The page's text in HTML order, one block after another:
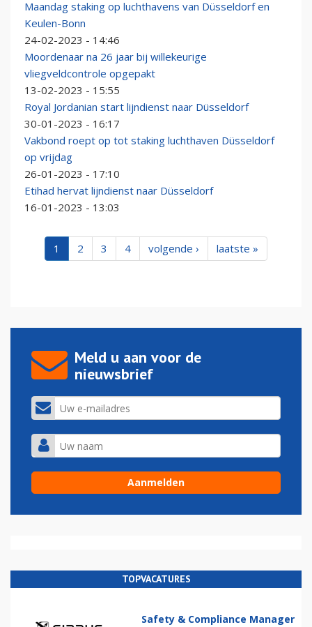
Maandag staking op luchthavens van Düsseldorf en
Keulen-Bonn
24-02-2023 - 14:46
Moordenaar na 26 jaar bij willekeurige
vliegveldcontrole opgepakt
13-02-2023 - 15:55
Royal Jordanian start lijndienst naar Düsseldorf
30-01-2023 - 16:17
Vakbond roept op tot staking luchthaven Düsseldorf
op vrijdag
26-01-2023 - 17:10
Etihad hervat lijndienst naar Düsseldorf
16-01-2023 - 13:03
1 2 3 4 volgende › laatste »
Meld u aan voor de
nieuwsbrief
TOPVACATURES
Safety & Compliance Manager